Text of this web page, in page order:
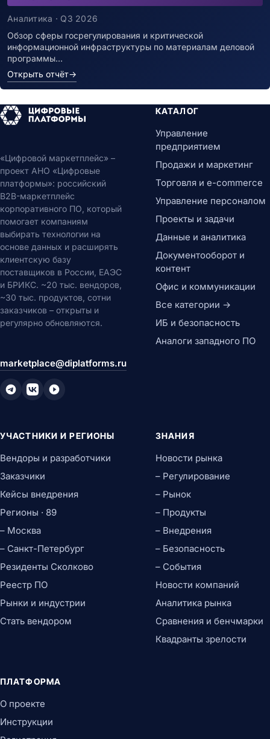
Аналитика · Q3 2026
Обзор сферы госрегулирования и критической
информационной инфраструктуры по материалам деловой
программы…
Открыть отчёт→
«Цифровой маркетплейс» –
проект АНО «Цифровые
платформы»: российский
B2B-маркетплейс
корпоративного ПО, который
помогает компаниям
выбирать технологии на
основе данных и расширять
клиентскую базу
поставщиков в России, ЕАЭС
и БРИКС. ~20 тыс. вендоров,
~30 тыс. продуктов, сотни
заказчиков – открыты и
регулярно обновляются.
marketplace@diplatforms.ru
КАТАЛОГ
Управление
предприятием
Продажи и маркетинг
Торговля и e-commerce
Управление персоналом
Проекты и задачи
Данные и аналитика
Документооборот и
контент
Офис и коммуникации
Все категории →
ИБ и безопасность
Аналоги западного ПО
УЧАСТНИКИ И РЕГИОНЫ
Вендоры и разработчики
Заказчики
Кейсы внедрения
Регионы · 89
– Москва
– Санкт-Петербург
Резиденты Сколково
Реестр ПО
Рынки и индустрии
Стать вендором
ЗНАНИЯ
Новости рынка
– Регулирование
– Рынок
– Продукты
– Внедрения
– Безопасность
– События
Новости компаний
Аналитика рынка
Сравнения и бенчмарки
Квадранты зрелости
ПЛАТФОРМА
О проекте
Инструкции